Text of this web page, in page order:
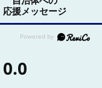
応援メッセージ
0.0